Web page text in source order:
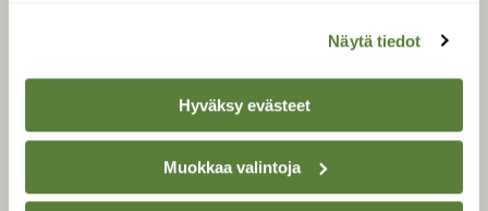
Näytä tiedot
Hyväksy evästeet
Muokkaa valintoja
luonnonsuojelu­liitto.